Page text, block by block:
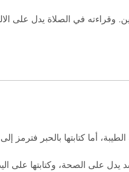
وقراءته في الصلاة يدل على
أما كتابتها بالحبر فترمز
على الصحة، وكتابتها على